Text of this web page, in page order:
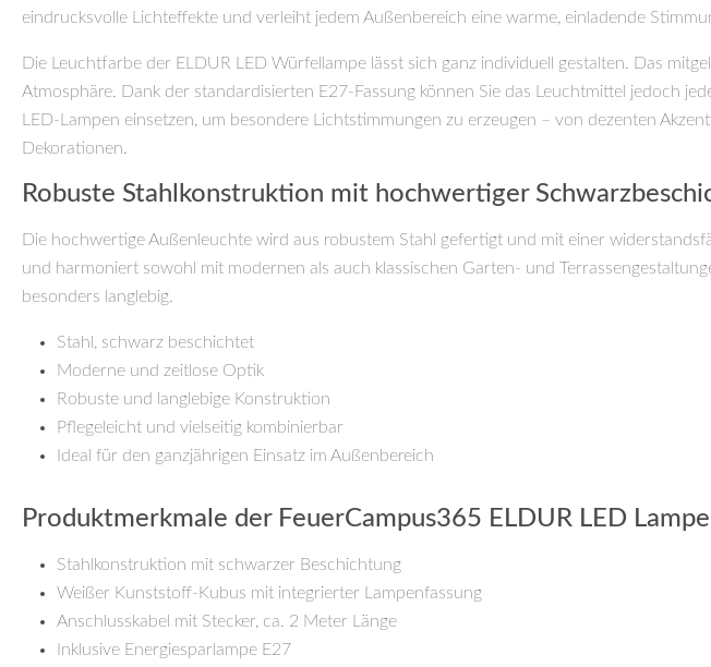
eindrucksvolle Lichteffekte und verleiht jedem Außenbereich eine warme, einladende
Die Leuchtfarbe der ELDUR LED Würfellampe lässt sich ganz individuell gestalten. Das
Atmosphäre. Dank der standardisierten E27-Fassung können Sie das Leuchtmittel jedoch
LED-Lampen einsetzen, um besondere Lichtstimmungen zu erzeugen – von dezenten
Dekorationen.
Robuste Stahlkonstruktion mit hochwertiger
Die hochwertige Außenleuchte wird aus robustem Stahl gefertigt und mit einer
und harmoniert sowohl mit modernen als auch klassischen Garten- und
besonders langlebig.
Stahl, schwarz beschichtet
Moderne und zeitlose Optik
Robuste und langlebige Konstruktion
Pflegeleicht und vielseitig kombinierbar
Ideal für den ganzjährigen Einsatz im Außenbereich
Produktmerkmale der FeuerCampus365 ELDUR LED Lampe
Stahlkonstruktion mit schwarzer Beschichtung
Weißer Kunststoff-Kubus mit integrierter Lampenfassung
Anschlusskabel mit Stecker, ca. 2 Meter Länge
Inklusive Energiesparlampe E27